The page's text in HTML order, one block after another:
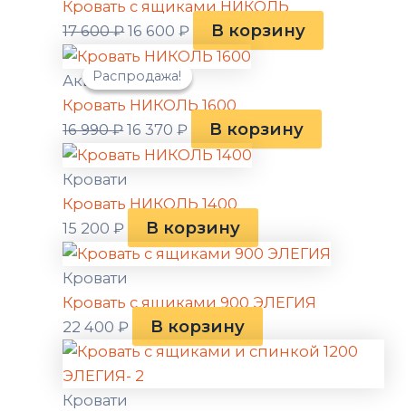
Кровать с ящиками НИКОЛЬ
17 600₽
составляла
17
600 ₽.
16 600₽
16
600 ₽.В корзину
Распродажа!
Распродажа!
Акции
Кровать НИКОЛЬ 1600
16 990₽
Первоначальная
цена
составляла
16
990 ₽.
16 370₽
Текущая
цена:
16
370 ₽.В корзину
Кровати
Кровать НИКОЛЬ 1400
15 200₽ В корзину
Кровати
Кровать с ящиками 900 ЭЛЕГИЯ
22 400₽ В корзину
Кровати